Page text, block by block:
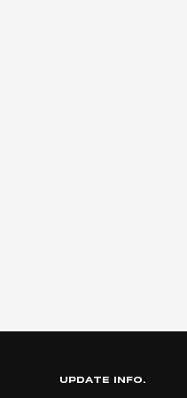
UPDATE INFO.